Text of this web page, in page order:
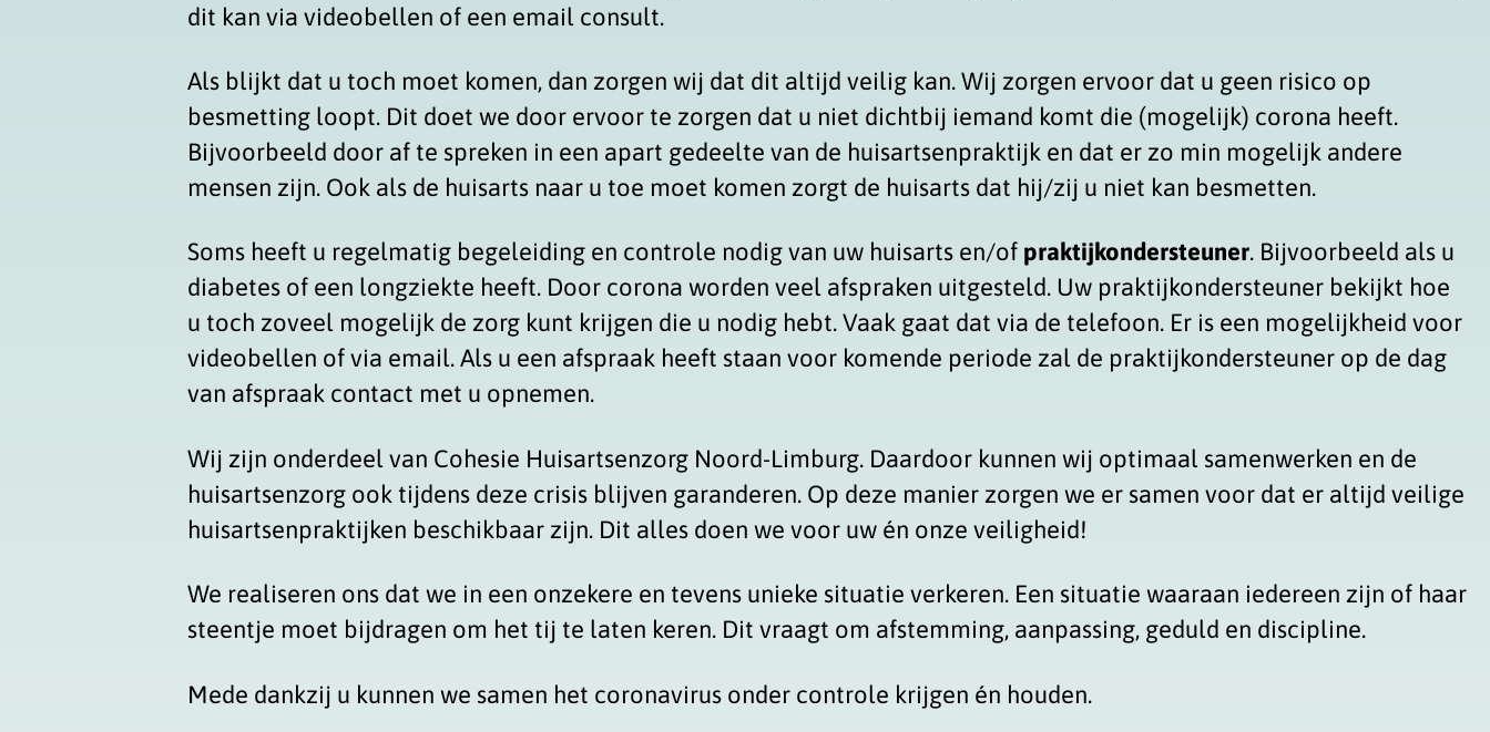
dit kan via videobellen of een email consult.
Als blijkt dat u toch moet komen, dan zorgen wij dat dit altijd veilig kan. Wij zorgen ervoor dat u geen risico op
besmetting loopt. Dit doet we door ervoor te zorgen dat u niet dichtbij iemand komt die (mogelijk) corona heeft.
Bijvoorbeeld door af te spreken in een apart gedeelte van de huisartsenpraktijk en dat er zo min mogelijk andere
mensen zijn. Ook als de huisarts naar u toe moet komen zorgt de huisarts dat hij/zij u niet kan besmetten.
Soms heeft u regelmatig begeleiding en controle nodig van uw huisarts en/of praktijkondersteuner. Bijvoorbeeld als u
diabetes of een longziekte heeft. Door corona worden veel afspraken uitgesteld. Uw praktijkondersteuner bekijkt hoe
u toch zoveel mogelijk de zorg kunt krijgen die u nodig hebt. Vaak gaat dat via de telefoon. Er is een mogelijkheid voor
videobellen of via email. Als u een afspraak heeft staan voor komende periode zal de praktijkondersteuner op de dag
van afspraak contact met u opnemen.
Wij zijn onderdeel van Cohesie Huisartsenzorg Noord-Limburg. Daardoor kunnen wij optimaal samenwerken en de
huisartsenzorg ook tijdens deze crisis blijven garanderen. Op deze manier zorgen we er samen voor dat er altijd veilige
huisartsenpraktijken beschikbaar zijn. Dit alles doen we voor uw én onze veiligheid!
We realiseren ons dat we in een onzekere en tevens unieke situatie verkeren. Een situatie waaraan iedereen zijn of haar
steentje moet bijdragen om het tij te laten keren. Dit vraagt om afstemming, aanpassing, geduld en discipline.
Mede dankzij u kunnen we samen het coronavirus onder controle krijgen én houden.